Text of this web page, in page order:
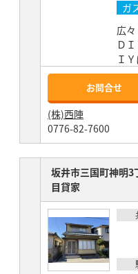
ガ
広
Ｄ
Ｉ
お問合せ
(株)西陣
0776-82-7600
坂井市三国町神明
目貸家